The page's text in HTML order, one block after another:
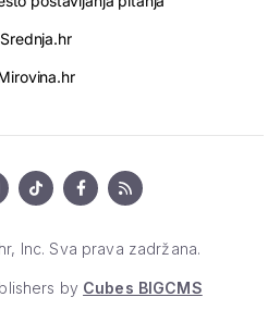
Srednja.hr
Inc. Sva prava zadržana.
by Cubes BIGCMS